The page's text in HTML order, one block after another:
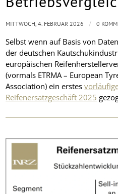
Selbst wenn auf Basis von
der deutschen
europäischen
(vormals ETRMA – European
Association) ein erstes
Reifenersatzgeschäft 2025
MITTWOCH, 4. FEBRUAR 2026 / 0